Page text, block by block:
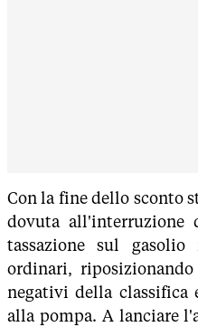
Con la fine dello sconto
dovuta all'interruzione
tassazione sul
ordinari,
negativi della classifica
alla pompa. A lanciare